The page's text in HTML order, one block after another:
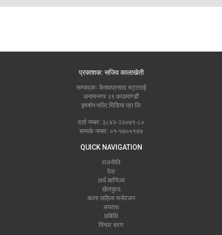
प्रकाशक: सजिव कालाखेती
सम्पादकः केशवप्रसाद भट्टराई
अनामनगर २९ काठमाण्डौं
इमर्शन मल्टि मिडिया प्रा लि
दर्ता नम्बर: ३८४२-२२०७९-८०
सम्पर्क नम्बर: ०१-५७०५१४७
QUICK NAVIGATION
राजनीति
देश
अर्थ बाणिज्य
खेलकुद
कला सहित्य मनोरंजन
अपराध
प्रबिधि
विचार ब्लग